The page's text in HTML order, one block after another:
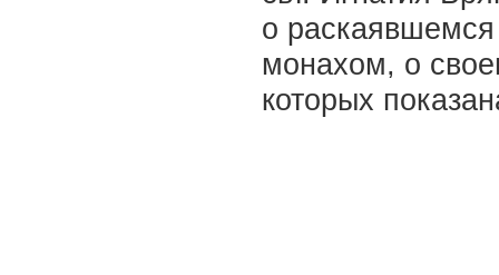
о раскаявшемся
монахом, о
которых